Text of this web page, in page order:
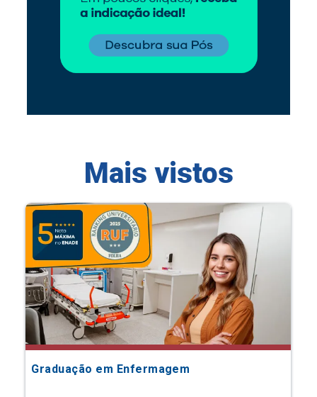
Mais vistos
Graduação em Enfermagem